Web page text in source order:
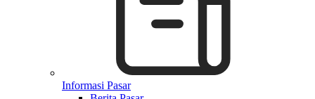
Informasi Pasar